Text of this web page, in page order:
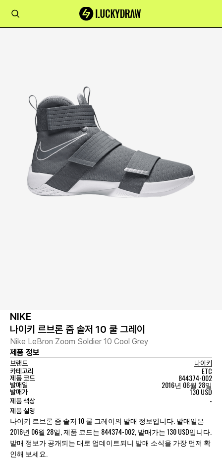
NIKE
나이키 르브론 줌 솔저 10 쿨 그레이
Nike LeBron Zoom Soldier 10 Cool Grey
제품 정보
브랜드
나이키
카테고리
ETC
제품 코드 844374-002
발매일 2016년 06월 28일
발매가 130 USD
제품 색상 -
제품 설명
나이키 르브론 줌 솔저 10 쿨 그레이의 발매 정보입니다. 발매일은
2016년 06월 28일, 제품 코드는 844374-002, 발매가는 130 USD입니다.
발매 정보가 공개되는 대로 업데이트되니 발매 소식을 가장 먼저 확
인해 보세요.